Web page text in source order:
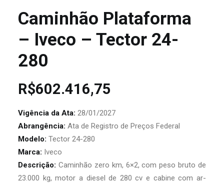
Caminhão Plataforma
– Iveco – Tector 24-
280
R$602.416,75
Vigência da Ata: 28/01/2027
Abrangência: Ata de Registro de Preços Federal
Modelo: Tector 24-280
Marca: Iveco
Descrição: Caminhão zero km, 6×2, com peso bruto de
23.000 kg, motor a diesel de 280 cv e cabine com ar-